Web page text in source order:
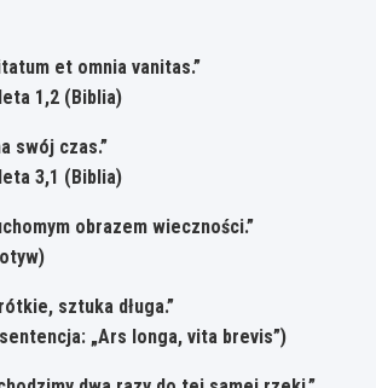
et omnia vanitas.”
1,2 (Biblia)
swój czas.”
3,1 (Biblia)
obrazem wieczności.”
sztuka długa.”
„Ars longa, vita brevis”)